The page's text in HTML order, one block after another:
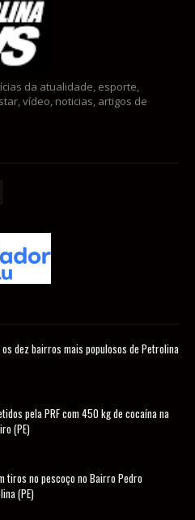
da atualidade, esporte,
vídeo, noticias, artigos de
os dez bairros mais populosos de Petrolina
pela PRF com 450 kg de cocaína na
(PE)
tiros no pescoço no Bairro Pedro
(PE)